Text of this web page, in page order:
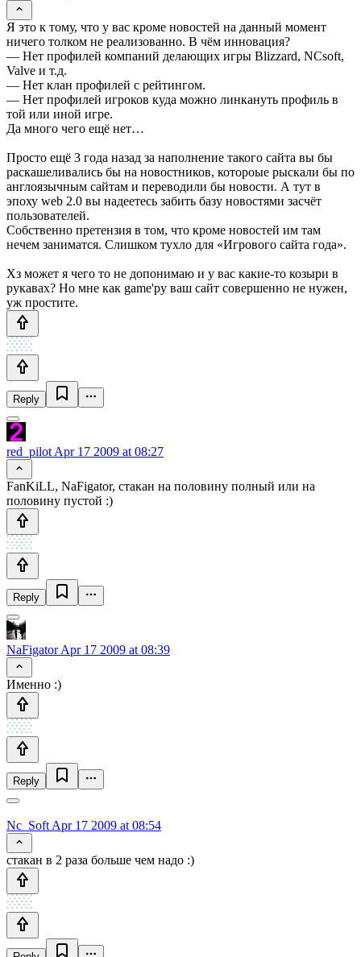
Я это к тому, что у вас кроме новостей на данный момент
ничего толком не реализованно. В чём инновация?
— Нет профилей компаний делающих игры Blizzard, NCsoft,
Valve и т.д.
— Нет клан профилей с рейтингом.
— Нет профилей игроков куда можно линкануть профиль в
той или иной игре.
Да много чего ещё нет…
Просто ещё 3 года назад за наполнение такого сайта вы бы
раскашеливались бы на новостников, котороые рыскали бы по
англоязычным сайтам и переводили бы новости. А тут в
эпоху web 2.0 вы надеетесь забить базу новостями засчёт
пользователей.
Собственно претензия в том, что кроме новостей им там
нечем заниматся. Слишком тухло для «Игрового сайта года».
Хз может я чего то не допонимаю и у вас какие-то козыри в
рукавах? Но мне как game'ру ваш сайт совершенно не нужен,
уж простите.
Reply
red_pilot Apr 17 2009 at 08:27
FanKiLL, NaFigator, стакан на половину полный или на
половину пустой :)
Reply
NaFigatorApr 17 2009 at 08:39
Именно :)
Reply
Nc_Soft Apr 17 2009 at 08:54
cтакан в 2 раза больше чем надо :)